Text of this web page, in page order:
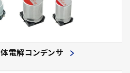
電解コンデンサ